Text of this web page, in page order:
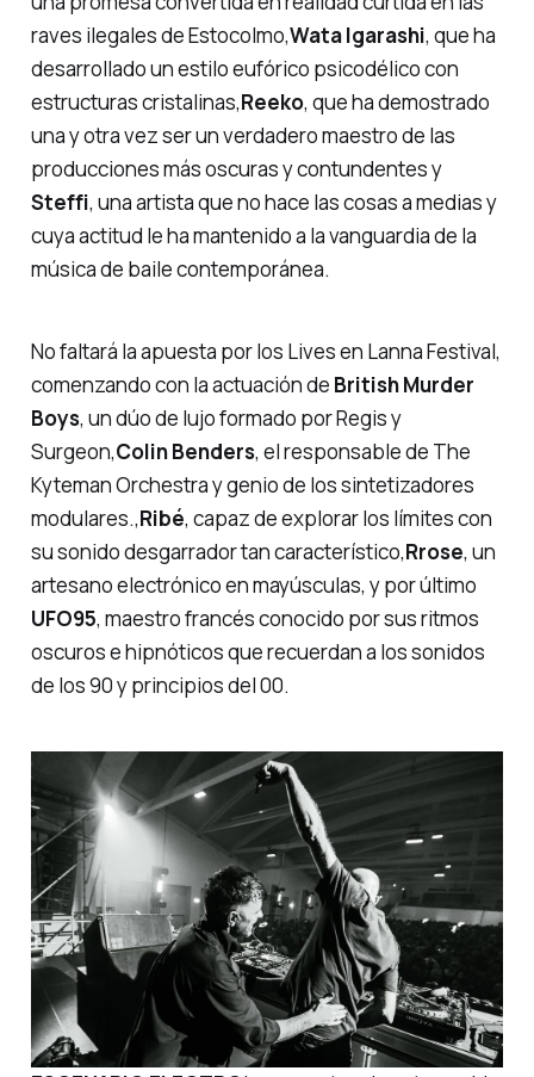
raves ilegales de Estocolmo,Wata Igarashi, que ha
desarrollado un estilo eufórico psicodélico con
estructuras cristalinas,Reeko, que ha demostrado
una y otra vez ser un verdadero maestro de las
producciones más oscuras y contundentes y
Steffi, una artista que no hace las cosas a medias y
cuya actitud le ha mantenido a la vanguardia de la
música de baile contemporánea.
No faltará la apuesta por los Lives en Lanna Festival,
comenzando con la actuación de British Murder
Boys, un dúo de lujo formado por Regis y
Surgeon,Colin Benders, el responsable de The
Kyteman Orchestra y genio de los sintetizadores
modulares.,Ribé, capaz de explorar los límites con
su sonido desgarrador tan característico,Rrose, un
artesano electrónico en mayúsculas, y por último
UFO95, maestro francés conocido por sus ritmos
oscuros e hipnóticos que recuerdan a los sonidos
de los 90 y principios del 00.